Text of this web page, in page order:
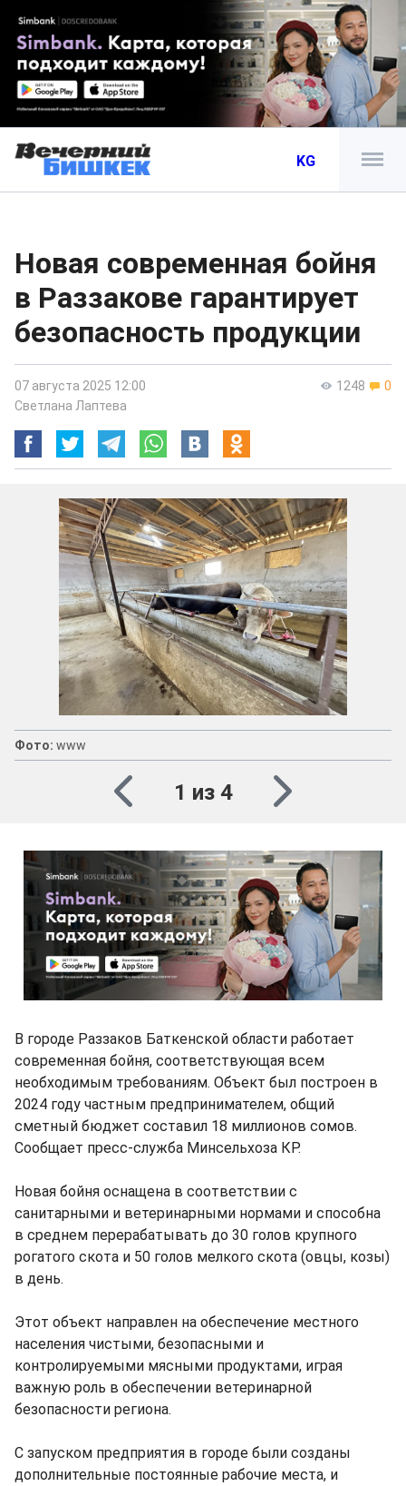
KG
Новая современная бойня
в Раззакове гарантирует
безопасность продукции
1248 0
07 августа 2025 12:00
Светлана Лаптева
Фото: www
1 из 4
В городе Раззаков Баткенской области работает
современная бойня, соответствующая всем
необходимым требованиям. Объект был построен в
2024 году частным предпринимателем, общий
сметный бюджет составил 18 миллионов сомов.
Сообщает пресс-служба Минсельхоза КР.
Новая бойня оснащена в соответствии с
санитарными и ветеринарными нормами и способна
в среднем перерабатывать до 30 голов крупного
рогатого скота и 50 голов мелкого скота (овцы, козы)
в день.
Этот объект направлен на обеспечение местного
населения чистыми, безопасными и
контролируемыми мясными продуктами, играя
важную роль в обеспечении ветеринарной
безопасности региона.
С запуском предприятия в городе были созданы
дополнительные постоянные рабочие места, и